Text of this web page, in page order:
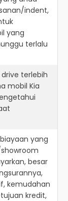
indent,
yang
terlalu
terlebih
mobil Kia
yang
besar
kemudahan
kredit,